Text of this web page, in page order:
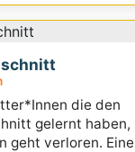
die den
gelernt haben,
geht verloren. Eine